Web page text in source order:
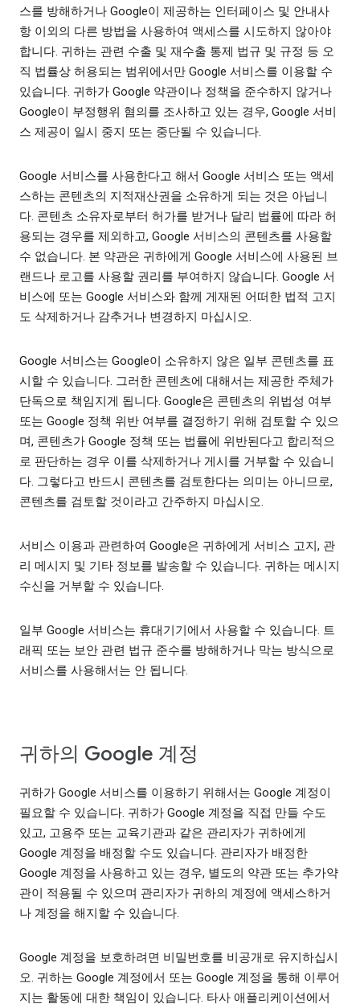
스를 방해하거나 Google이 제공하는 인터페이스 및 안내사
항 이외의 다른 방법을 사용하여 액세스를 시도하지 않아야
합니다. 귀하는 관련 수출 및 재수출 통제 법규 및 규정 등 오
직 법률상 허용되는 범위에서만 Google 서비스를 이용할 수
있습니다. 귀하가 Google 약관이나 정책을 준수하지 않거나
Google이 부정행위 혐의를 조사하고 있는 경우, Google 서비
스 제공이 일시 중지 또는 중단될 수 있습니다.
Google 서비스를 사용한다고 해서 Google 서비스 또는 액세
스하는 콘텐츠의 지적재산권을 소유하게 되는 것은 아닙니
다. 콘텐츠 소유자로부터 허가를 받거나 달리 법률에 따라 허
용되는 경우를 제외하고, Google 서비스의 콘텐츠를 사용할
수 없습니다. 본 약관은 귀하에게 Google 서비스에 사용된 브
랜드나 로고를 사용할 권리를 부여하지 않습니다. Google 서
비스에 또는 Google 서비스와 함께 게재된 어떠한 법적 고지
도 삭제하거나 감추거나 변경하지 마십시오.
Google 서비스는 Google이 소유하지 않은 일부 콘텐츠를 표
시할 수 있습니다. 그러한 콘텐츠에 대해서는 제공한 주체가
단독으로 책임지게 됩니다. Google은 콘텐츠의 위법성 여부
또는 Google 정책 위반 여부를 결정하기 위해 검토할 수 있으
며, 콘텐츠가 Google 정책 또는 법률에 위반된다고 합리적으
로 판단하는 경우 이를 삭제하거나 게시를 거부할 수 있습니
다. 그렇다고 반드시 콘텐츠를 검토한다는 의미는 아니므로,
콘텐츠를 검토할 것이라고 간주하지 마십시오.
서비스 이용과 관련하여 Google은 귀하에게 서비스 고지, 관
리 메시지 및 기타 정보를 발송할 수 있습니다. 귀하는 메시지
수신을 거부할 수 있습니다.
일부 Google 서비스는 휴대기기에서 사용할 수 있습니다. 트
래픽 또는 보안 관련 법규 준수를 방해하거나 막는 방식으로
서비스를 사용해서는 안 됩니다.
귀하의 Google 계정
귀하가 Google 서비스를 이용하기 위해서는 Google 계정이
필요할 수 있습니다. 귀하가 Google 계정을 직접 만들 수도
있고, 고용주 또는 교육기관과 같은 관리자가 귀하에게
Google 계정을 배정할 수도 있습니다. 관리자가 배정한
Google 계정을 사용하고 있는 경우, 별도의 약관 또는 추가약
관이 적용될 수 있으며 관리자가 귀하의 계정에 액세스하거
나 계정을 해지할 수 있습니다.
Google 계정을 보호하려면 비밀번호를 비공개로 유지하십시
오. 귀하는 Google 계정에서 또는 Google 계정을 통해 이루어
지는 활동에 대한 책임이 있습니다. 타사 애플리케이션에서